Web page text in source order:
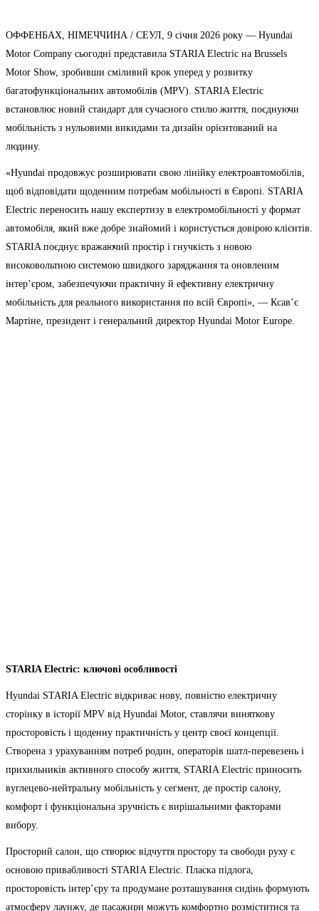
ОФФЕНБАХ, НІМЕЧЧИНА / СЕУЛ, 9 січня 2026 року — Hyundai
Motor Company сьогодні представила STARIA Electric на Brussels
Motor Show, зробивши сміливий крок уперед у розвитку
багатофункціональних автомобілів (MPV). STARIA Electric
встановлює новий стандарт для сучасного стилю життя, поєднуючи
мобільність з нульовими викидами та дизайн орієнтований на
людину.
«Hyundai продовжує розширювати свою лінійку електроавтомобілів,
щоб відповідати щоденним потребам мобільності в Європі. STARIA
Electric переносить нашу експертизу в електромобільності у формат
автомобіля, який вже добре знайомий і користується довірою клієнтів.
STARIA поєднує вражаючий простір і гнучкість з новою
високовольтною системою швидкого заряджання та оновленим
інтер’єром, забезпечуючи практичну й ефективну електричну
мобільність для реального використання по всій Європі», — Ксав’є
Мартіне, президент і генеральний директор Hyundai Motor Europe.
STARIA Electric: ключові особливості
Hyundai STARIA Electric відкриває нову, повністю електричну
сторінку в історії MPV від Hyundai Motor, ставлячи виняткову
просторовість і щоденну практичність у центр своєї концепції.
Створена з урахуванням потреб родин, операторів шатл-перевезень і
прихильників активного способу життя, STARIA Electric приносить
вуглецево-нейтральну мобільність у сегмент, де простір салону,
комфорт і функціональна зручність є вирішальними факторами
вибору.
Просторий салон, що створює відчуття простору та свободи руху є
основою привабливості STARIA Electric. Пласка підлога,
просторовість інтер’єру та продумане розташування сидінь формують
атмосферу лаунжу, де пасажири можуть комфортно розміститися та